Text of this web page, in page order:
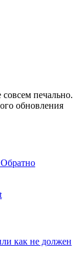
печально.
обновления
как не должен